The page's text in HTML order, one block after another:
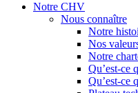
Notre CHV
Nous connaître
Notre
Nos
Notre
Qu’est-ce
Qu’est-ce